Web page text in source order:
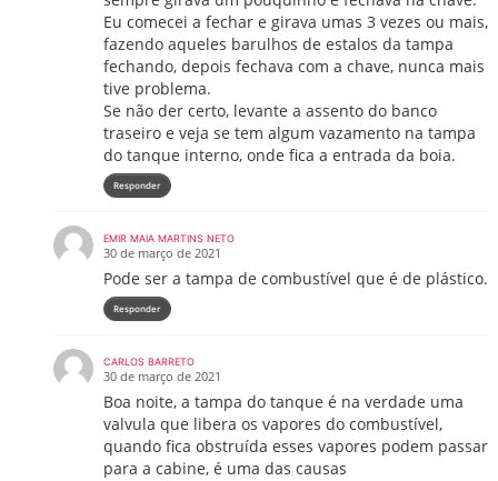
Eu comecei a fechar e girava umas 3 vezes ou mais,
fazendo aqueles barulhos de estalos da tampa
fechando, depois fechava com a chave, nunca mais
tive problema.
Se não der certo, levante a assento do banco
traseiro e veja se tem algum vazamento na tampa
do tanque interno, onde fica a entrada da boia.
Responder
EMIR MAIA MARTINS NETO
30 de março de 2021
Pode ser a tampa de combustível que é de plástico.
Responder
CARLOS BARRETO
30 de março de 2021
Boa noite, a tampa do tanque é na verdade uma
valvula que libera os vapores do combustível,
quando fica obstruída esses vapores podem passar
para a cabine, é uma das causas